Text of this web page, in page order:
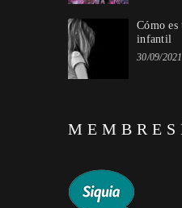
Cómo es
infantil
30/09/2021